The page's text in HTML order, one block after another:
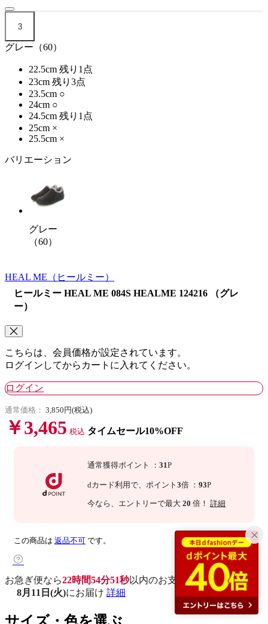
3
グレー（60）
22.5cm 残り1点
23cm 残り3点
23.5cm ○
24cm ○
24.5cm 残り1点
25cm ×
25.5cm ×
バリエーション
グレー
（60）
HEAL ME （ヒールミー）
ヒールミー HEAL ME 084S HEALME 124216 （グレ
ー）
こちらは、会員価格が設定されています。
ログインしてからカートに入れてください。
ログイン
通常価格： 3,850円(税込)
￥3,465 税込 タイムセール10%OFF
通常獲得ポイント ：31P
dカード利用で、ポイント3倍 ：93P
今なら 、エントリーで最大 20 倍！詳細
この商品は 返品不可 です。
お急ぎ便なら22時間54分50秒以内のお支払いで
8月11日(火)にお届け 詳細